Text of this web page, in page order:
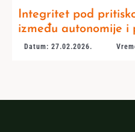
Integritet pod
između autonomije i
Datum: 27.02.2026.